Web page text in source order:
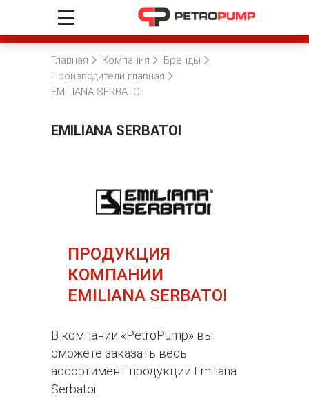
Главная Компания
Бренды
Производители главная
EMILIANA SERBATOI
EMILIANA SERBATOI
ПРОДУКЦИЯ
КОМПАНИИ
EMILIANA SERBATOI
В компании «PetroPump» вы
сможете заказать весь
ассортимент продукции Emiliana
Serbatoi: